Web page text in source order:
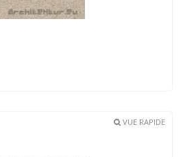
VUE RAPIDE